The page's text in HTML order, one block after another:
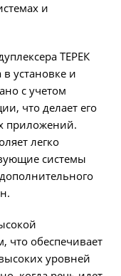
и
ТЕРЕК
в установке и
с учетом
что делает его
приложений.
легко
системы
что обеспечивает
уровней